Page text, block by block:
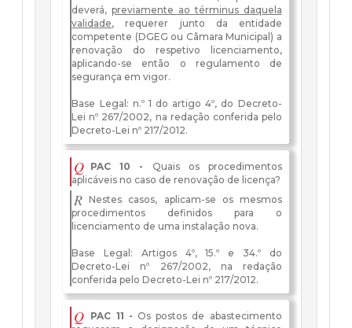
deverá,previamente ao términus daquela
validade, requerer junto da entidade
competente (DGEG ou Câmara Municipal) a
renovação do respetivo licenciamento,
aplicando-se então o regulamento de
segurança em vigor.
Base Legal: n.º 1 do artigo 4º, do Decreto-
Lei nº 267/2002, na redação conferida pelo
Decreto-Lei nº 217/2012.
Q PAC 10 - Quais os procedimentos
aplicáveis no caso de renovação de licença?
R Nestes casos, aplicam-se os mesmos
procedimentos definidos para o
licenciamento de uma instalação nova.
Base Legal: Artigos 4º, 15.º e 34.º do
Decreto-Lei nº 267/2002, na redação
conferida pelo Decreto-Lei nº 217/2012.
Q PAC 11 - Os postos de abastecimento